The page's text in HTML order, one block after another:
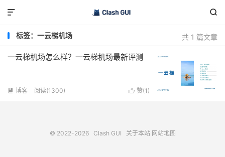


共 1 篇文章
标签：一云梯机场
一云梯机场怎么样？一云梯机场最新评测
 赞(1 )
 博客 阅读(1300)
© 2022-2026 Clash GUI 关于本站 网站地图